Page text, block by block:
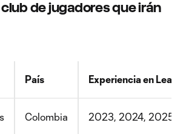
de jugadores que irán
País Experiencia en
Colombia 2023, 2024, 2025